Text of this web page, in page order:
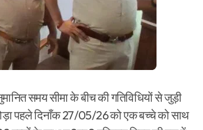
समय सीमा के बीच की गतिविधियों से जुड़ी
पहले दिनाँक 27/05/26 को एक बच्चे को साथ